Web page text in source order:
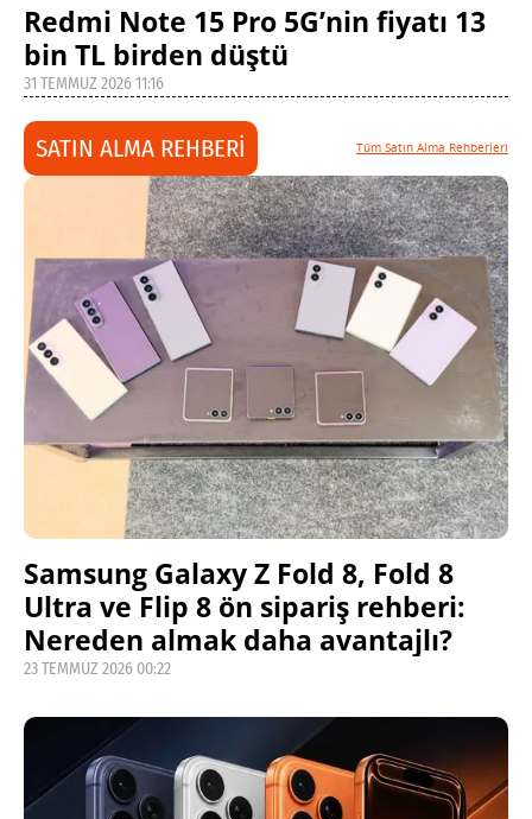
Redmi Note 15 Pro 5G’nin fiyatı 13
bin TL birden düştü
31 TEMMUZ 2026 11:16
SATIN ALMA REHBERİ Tüm Satın Alma Rehberleri
Samsung Galaxy Z Fold 8, Fold 8
Ultra ve Flip 8 ön sipariş rehberi:
Nereden almak daha avantajlı?
23 TEMMUZ 2026 00:22